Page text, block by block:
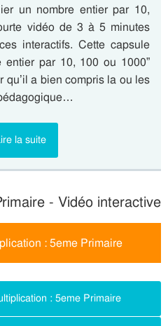
un nombre entier par 10,
vidéo de 3 à 5 minutes
interactifs. Cette capsule
entier par 10, 100 ou 1000”
qu’il a bien compris la ou les
la suite
- Vidéo interactive
: 5eme Primaire
: 5eme Primaire